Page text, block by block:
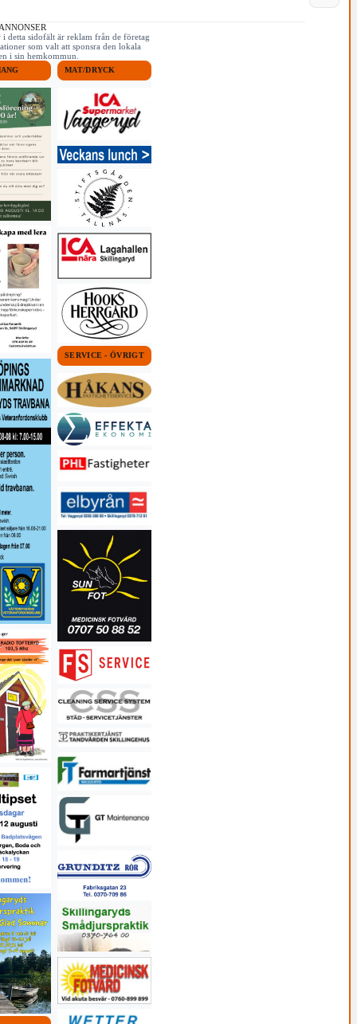
3/3
i detta sidofält är reklam från de företag
som valt att sponsra den lokala
i sin hemkommun.
MAT/DRYCK
SERVICE - ÖVRIGT